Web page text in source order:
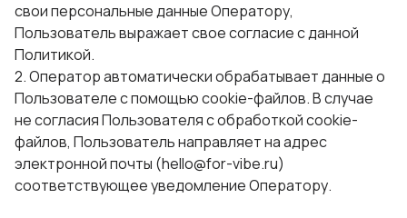
свои персональные данные Оператору,
Пользователь выражает свое согласие с данной
Политикой.
2. Оператор автоматически обрабатывает данные о
Пользователе с помощью cookie-файлов. В случае
не согласия Пользователя с обработкой cookie-
файлов, Пользователь направляет на адрес
электронной почты (hello@for-vibe.ru)
соответствующее уведомление Оператору.